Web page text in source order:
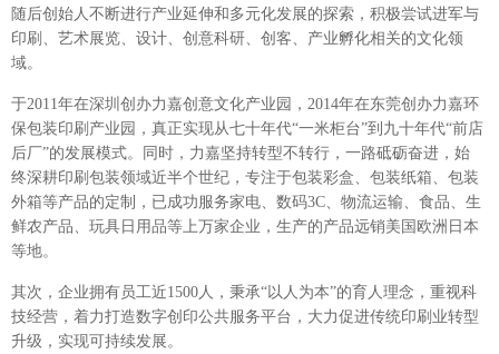
随后创始人不断进行产业延伸和多元化发展的探索，积极尝试进军与
印刷、艺术展览、设计、创意科研、创客、产业孵化相关的文化领
域。
于2011年在深圳创办力嘉创意文化产业园，2014年在东莞创办力嘉环
保包装印刷产业园，真正实现从七十年代“一米柜台”到九十年代“前店
后厂”的发展模式。同时，力嘉坚持转型不转行，一路砥砺奋进，始
终深耕印刷包装领域近半个世纪，专注于包装彩盒、包装纸箱、包装
外箱等产品的定制，已成功服务家电、数码3C、物流运输、食品、生
鲜农产品、玩具日用品等上万家企业，生产的产品远销美国欧洲日本
等地。
其次，企业拥有员工近1500人，秉承“以人为本”的育人理念，重视科
技经营，着力打造数字创印公共服务平台，大力促进传统印刷业转型
升级，实现可持续发展。